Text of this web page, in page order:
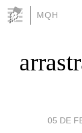
MQH
05 DE